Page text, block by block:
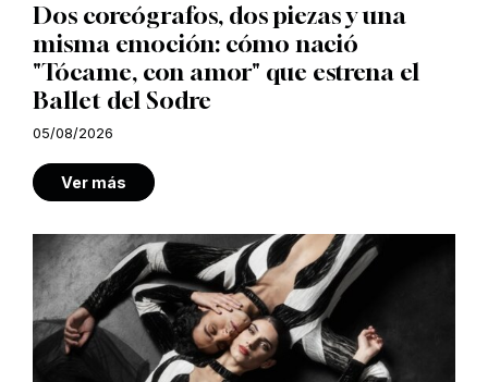
Dos coreógrafos, dos piezas y una
misma emoción: cómo nació
"Tócame, con amor" que estrena el
Ballet del Sodre
05/08/2026
Ver más